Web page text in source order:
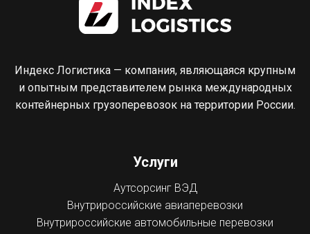
Индекс Логистика — компания, являющаяся крупным
и опытным представителем рынка международных
контейнерных грузоперевозок на территории России.
Услуги
Аутсорсинг ВЭД
Внутрироссийские авиаперевозки
Внутрироссийские автомобильные перевозки